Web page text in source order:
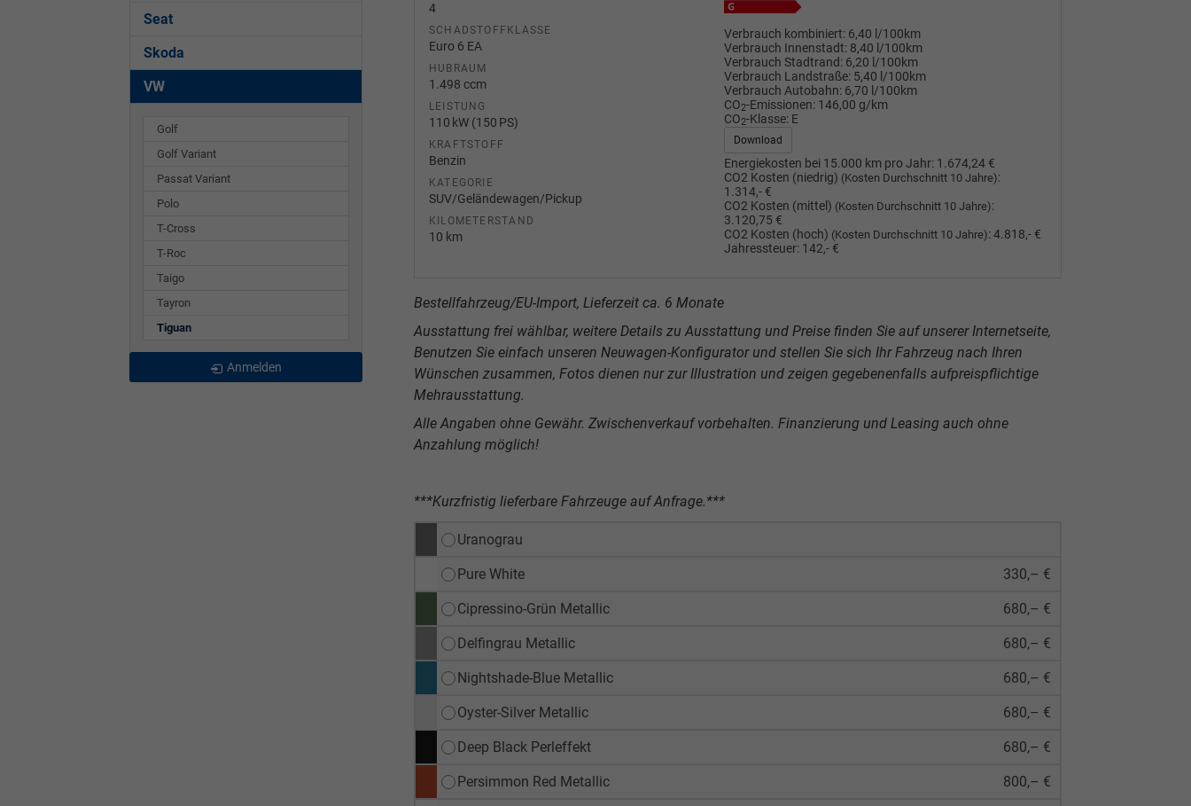
4
SCHADSTOFFKLASSE
Euro 6 EA
HUBRAUM
1.498 ccm
LEISTUNG
110 kW (150 PS)
KRAFTSTOFF
Benzin
KATEGORIE
SUV/Geländewagen/Pickup
KILOMETERSTAND
10 km
Verbrauch kombiniert: 6,40 l/100km
Verbrauch Innenstadt: 8,40 l/100km
Verbrauch Stadtrand: 6,20 l/100km
Verbrauch Landstraße: 5,40 l/100km
Verbrauch Autobahn: 6,70 l/100km
CO2-Emissionen: 146,00 g/km
CO2-Klasse: E
Download
Energiekosten bei 15.000 km pro Jahr: 1.674,24 €
CO2 Kosten (niedrig) (Kosten Durchschnitt 10 Jahre):
1.314,- €
CO2 Kosten (mittel) (Kosten Durchschnitt 10 Jahre):
3.120,75 €
CO2 Kosten (hoch) (Kosten Durchschnitt 10 Jahre):4.818,- €
Jahressteuer: 142,- €
Bestellfahrzeug/EU-Import, Lieferzeit ca. 6 Monate
Ausstattung frei wählbar, weitere Details zu Ausstattung und Preise finden Sie auf unserer Internetseite,
Benutzen Sie einfach unseren Neuwagen-Konfigurator und stellen Sie sich Ihr Fahrzeug nach Ihren
Wünschen zusammen, Fotos dienen nur zur Illustration und zeigen gegebenenfalls aufpreispflichtige
Mehrausstattung.
Alle Angaben ohne Gewähr. Zwischenverkauf vorbehalten. Finanzierung und Leasing auch ohne
Anzahlung möglich!
***Kurzfristig lieferbare Fahrzeuge auf Anfrage.***
Uranograu
Pure White 330,– €
Cipressino-Grün Metallic 680,– €
Delfingrau Metallic 680,– €
Nightshade-Blue Metallic 680,– €
Oyster-Silver Metallic 680,– €
Deep Black Perleffekt 680,– €
Persimmon Red Metallic 800,– €
Seat
Skoda
VW
Golf
Golf Variant
Passat Variant
Polo
T-Cross
T-Roc
Taigo
Tayron
Tiguan
Anmelden